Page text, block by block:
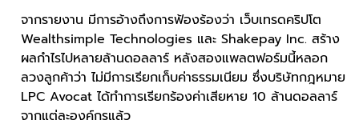
จากรายงาน มีการอ้างถึงการฟ้องร้องว่า เว็บเทรดคริปโต
Wealthsimple Technologies และ Shakepay Inc. สร้าง
ผลกำไรไปหลายล้านดอลลาร์ หลังสองแพลตฟอร์มนี้หลอก
ลวงลูกค้าว่า ไม่มีการเรียกเก็บค่าธรรมเนียม ซึ่งบริษัทกฎหมาย
LPC Avocat ได้ทำการเรียกร้องค่าเสียหาย 10 ล้านดอลลาร์
จากแต่ละองค์กรแล้ว